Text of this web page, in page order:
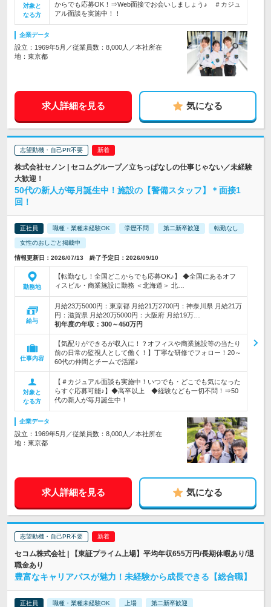
対象と
なる方
からでも応募OK！⇒Web面接でお会いしましょう♪ ＃カジュ
アル面談を実施中！！
企業データ
設立：1969年5月／従業員数：8,000人／本社所在
地：東京都
求人詳細を見る 気になる
志望動機・自己PR不要
株式会社セノン | セコムグループ／立ちっぱなしの仕事じゃない／未経験
大歓迎！
50代の新人が毎月誕生中！施設の【警備スタッフ】＊面接1
回！
正社員 職種・業種未経験OK 学歴不問 第二新卒歓迎 転勤なし
女性のおしごと掲載中
情報更新日：2026/07/13 終了予定日：2026/09/10
勤務地
【転勤なし！全国どこからでも応募OK♪】 ◆全国にあるオフ
ィスビル・商業施設に勤務 ＜北海道＞ 北…
給与
月給23万5000円：東京都 月給21万2700円：神奈川県 月給21万
円：滋賀県 月給20万5000円：大阪府 月給19万…
初年度の年収： 300～450万円
仕事内容
【気配りができるが収入に！？オフィスや商業施設等の当たり
前の日常の監視人として働く！】丁寧な研修でフォロー！20～
60代の仲間とチームで活躍♪
対象と
なる方
【＃カジュアル面談も実施中！いつでも・どこでも気になった
らすぐ応募可能♪】◆高卒以上 ◆経験なども一切不問！⇒50
代の新人が毎月誕生中！
企業データ
設立：1969年5月／従業員数：8,000人／本社所在
地：東京都
求人詳細を見る 気になる
志望動機・自己PR不要
セコム株式会社 | 【東証プライム上場】平均年収655万円/長期休暇あり/退
職金あり
豊富なキャリアパスが魅力！未経験から成長できる【総合職】
正社員 職種・業種未経験OK 上場 第二新卒歓迎